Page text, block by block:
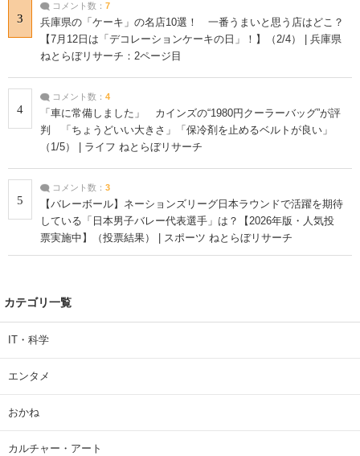
3
コメント数： 7
兵庫県の「ケーキ」の名店10選！ 一番うまいと思う店はどこ？
【7月12日は「デコレーションケーキの日」！】（2/4） | 兵庫県
ねとらぼリサーチ：2ページ目
4
コメント数： 4
「車に常備しました」 カインズの“1980円クーラーバッグ”が評
判 「ちょうどいい大きさ」「保冷剤を止めるベルトが良い」
（1/5） | ライフ ねとらぼリサーチ
5
コメント数： 3
【バレーボール】ネーションズリーグ日本ラウンドで活躍を期待
している「日本男子バレー代表選手」は？【2026年版・人気投
票実施中】（投票結果） | スポーツ ねとらぼリサーチ
カテゴリ一覧
IT・科学
エンタメ
おかね
カルチャー・アート